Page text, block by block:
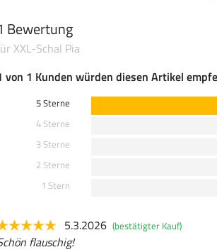
Bewertung
XXL-Schal Pia
von 1 Kunden würden diesen Artikel
5 Sterne
4 Sterne
3 Sterne
2 Sterne
1 Stern
5.3.2026 (bestätigter Kauf)
flauschig!